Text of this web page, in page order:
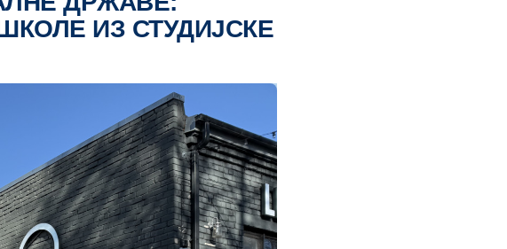
ИЗ СТУДИЈСКЕ